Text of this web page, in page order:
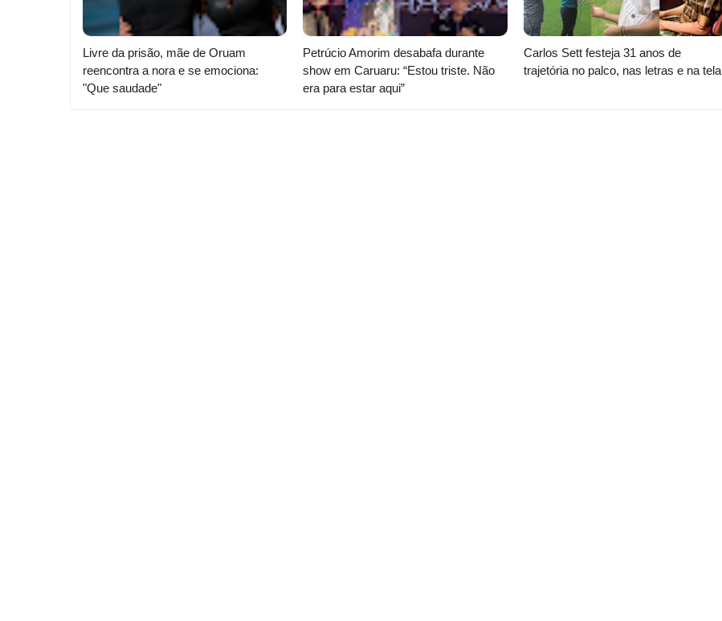
Livre da prisão, mãe de Oruam
reencontra a nora e se emociona:
"Que saudade"
Petrúcio Amorim desabafa durante
show em Caruaru: “Estou triste. Não
era para estar aqui”
Carlos Sett festeja 31 anos de
trajetória no palco, nas letras e na tela